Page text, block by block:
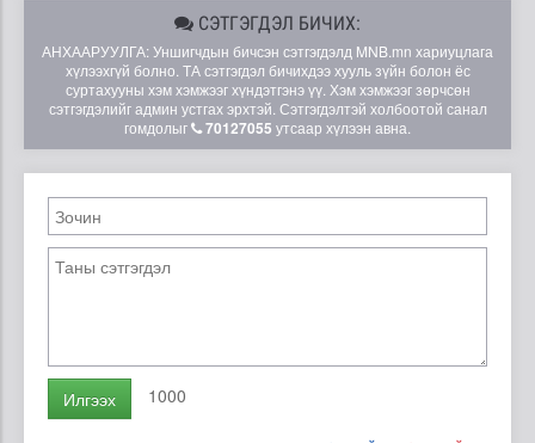
СЭТГЭГДЭЛ БИЧИХ:
АНХААРУУЛГА: Уншигчдын бичсэн сэтгэгдэлд MNB.mn хариуцлага
хүлээхгүй болно. ТА сэтгэгдэл бичихдээ хууль зүйн болон ёс
суртахууны хэм хэмжээг хүндэтгэнэ үү. Хэм хэмжээг зөрчсөн
сэтгэгдэлийг админ устгах эрхтэй. Сэтгэгдэлтэй холбоотой санал
гомдолыг
70127055 утсаар хүлээн авна.
Илгээх 1000